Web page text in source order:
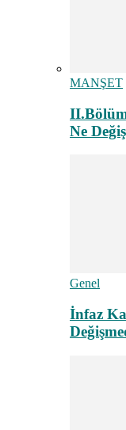
MANŞET
Ne
Genel
İnfaz